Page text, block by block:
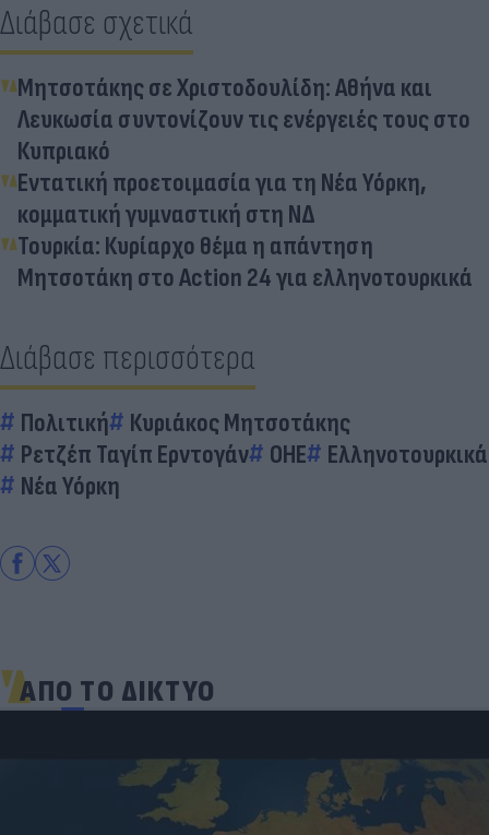
Διάβασε σχετικά
Μητσοτάκης σε Χριστοδουλίδη: Αθήνα και
Λευκωσία συντονίζουν τις ενέργειές τους στο
Κυπριακό
Εντατική προετοιμασία για τη Νέα Υόρκη,
κομματική γυμναστική στη ΝΔ
Τουρκία: Κυρίαρχο θέμα η απάντηση
Μητσοτάκη στο Action 24 για ελληνοτουρκικά
Διάβασε περισσότερα
Πολιτική
Κυριάκος Μητσοτάκης
Ρετζέπ Ταγίπ Ερντογάν
ΟΗΕ
Ελληνοτουρκικά
Νέα Υόρκη
ΑΠΟ ΤΟ ΔΙΚΤΥΟ